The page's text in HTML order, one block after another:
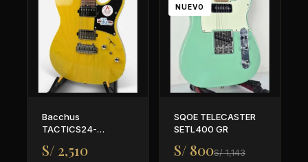
Bacchus
TACTICS24-
Global series
S/ 2,510
NUEVO
SQOE TELECASTER
SETL400 GR
S/ 800S/ 1,143